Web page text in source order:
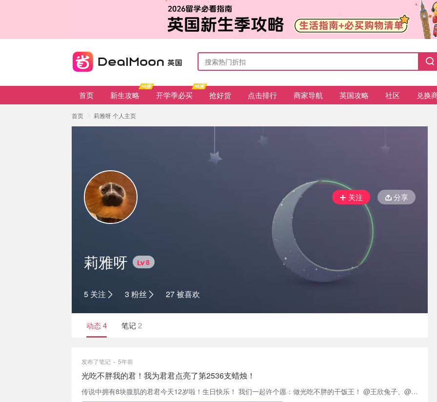
首页 新生攻略 开学季必买 抢好货 点击排行 商家导航 英国攻略 社区 兑换
首页 莉雅呀 个人主页
关注 分享
莉雅呀 8
5 关注 3 粉丝 27 被喜欢
动态4 笔记2
发布了笔记 5年前
光吃不胖我的君！我为君君点亮了第2536支蜡烛！
传说中拥有8块腹肌的君君今天12岁啦！生日快乐！ 我们一起许个愿：做光吃不胖的干饭王！ @王欣兔子、@省钱君 一起点亮周年庆蜡烛，吃嘛嘛香身体倍儿棒，健康好身材不用愁！